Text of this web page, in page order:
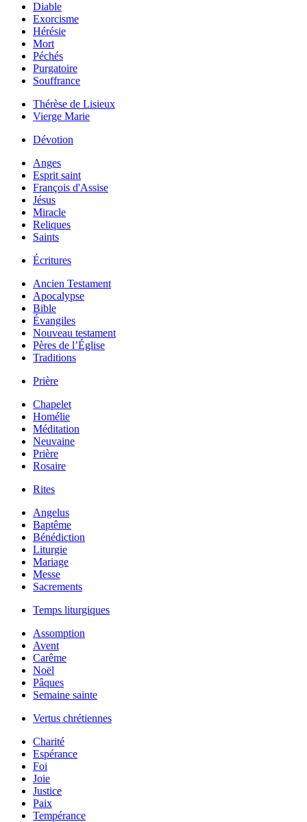
Diable
Exorcisme
Hérésie
Mort
Péchés
Purgatoire
Souffrance
Thérèse de Lisieux
Vierge Marie
Dévotion
Anges
Esprit saint
François d'Assise
Jésus
Miracle
Reliques
Saints
Écritures
Ancien Testament
Apocalypse
Bible
Évangiles
Nouveau testament
Pères de l’Église
Traditions
Prière
Chapelet
Homélie
Méditation
Neuvaine
Prière
Rosaire
Rites
Angelus
Baptême
Bénédiction
Liturgie
Mariage
Messe
Sacrements
Temps liturgiques
Assomption
Avent
Carême
Noël
Pâques
Semaine sainte
Vertus chrétiennes
Charité
Espérance
Foi
Joie
Justice
Paix
Tempérance